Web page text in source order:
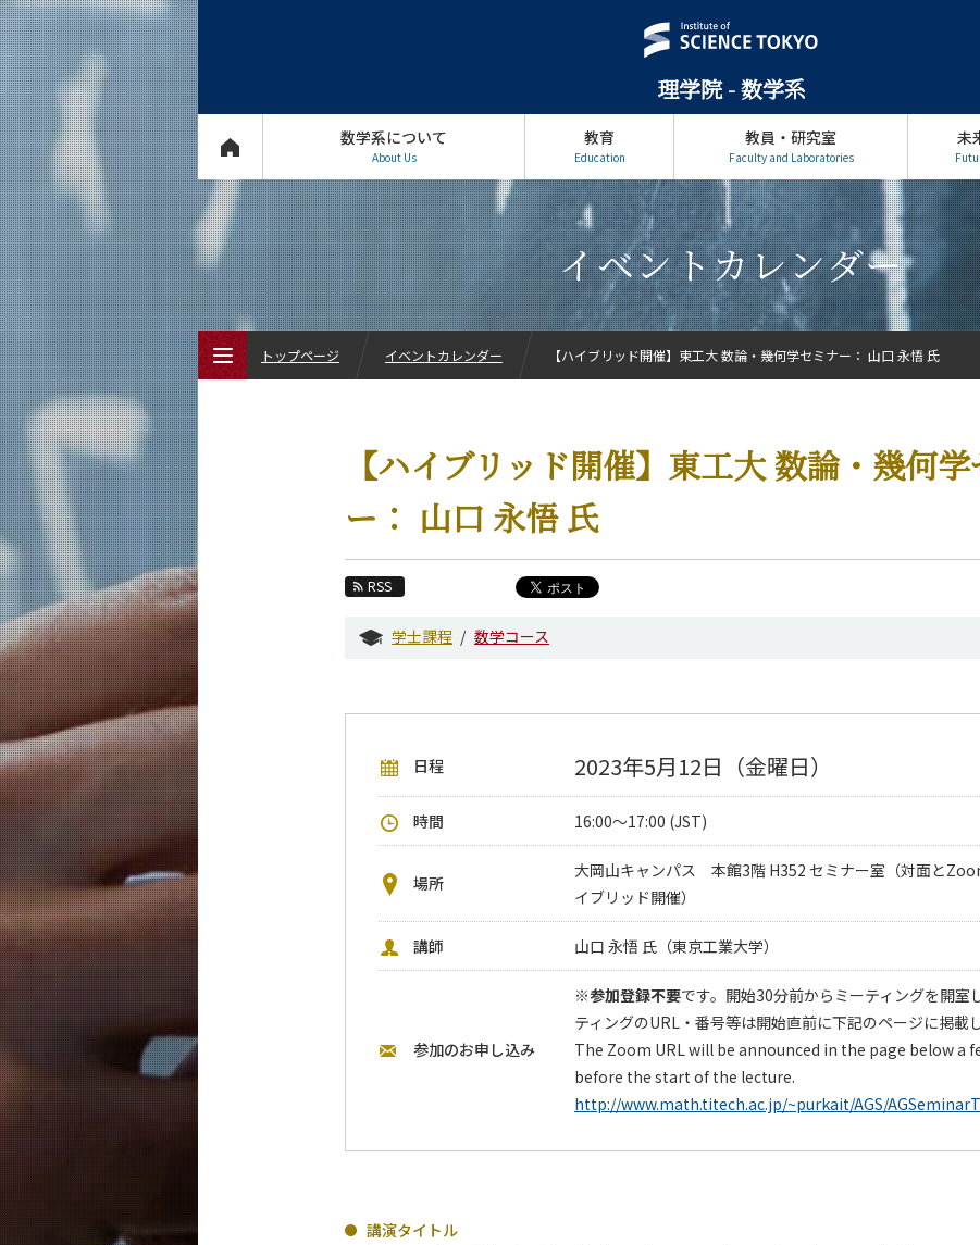
理学院 - 数学系
数学系について
About Us
教育
Education
教員・研究室
Faculty and Laboratories
未
イベントカレンダー
【ハイブリッド開催】東工大 数論・幾何
ー： 山口 永悟 氏
RSS
学士課程 数学コース
日程 2023年5月12日（金曜日）
時間 16:00～17:00 (JST)
場所
大岡山キャンパス 本館3階 H352 セミナー室（対面と
イブリッド開催）
講師 山口 永悟 氏（東京工業大学）
参加のお申し込み
※参加登録不要です。開始30分前からミーティングを開室
ティングのURL・番号等は開始直前に下記のページに掲載し
The Zoom URL will be announced in the page below a
before the start of the lecture.
http://www.math.titech.ac.jp/~purkait/AGS/
講演タイトル
トップページ イベントカレンダー 【ハイブリッド開催】東工大 数論・幾何学セミナー： 山口 永悟 氏
イベントカレンダー